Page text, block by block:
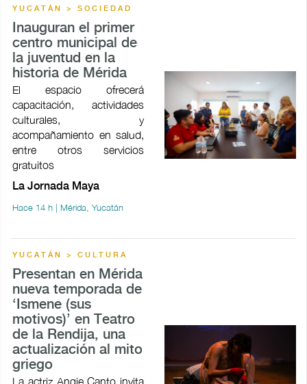
YUCATÁN > SOCIEDAD
Inauguran el primer
centro municipal de
la juventud en la
historia de Mérida
El espacio ofrecerá
capacitación, actividades
culturales, y
acompañamiento en salud,
entre otros servicios
gratuitos
La Jornada Maya
Hace 14 h | Mérida, Yucatán
YUCATÁN > CULTURA
Presentan en Mérida
nueva temporada de
‘Ismene (sus
motivos)’ en Teatro
de la Rendija, una
actualización al mito
griego
La actriz Angie Canto invita